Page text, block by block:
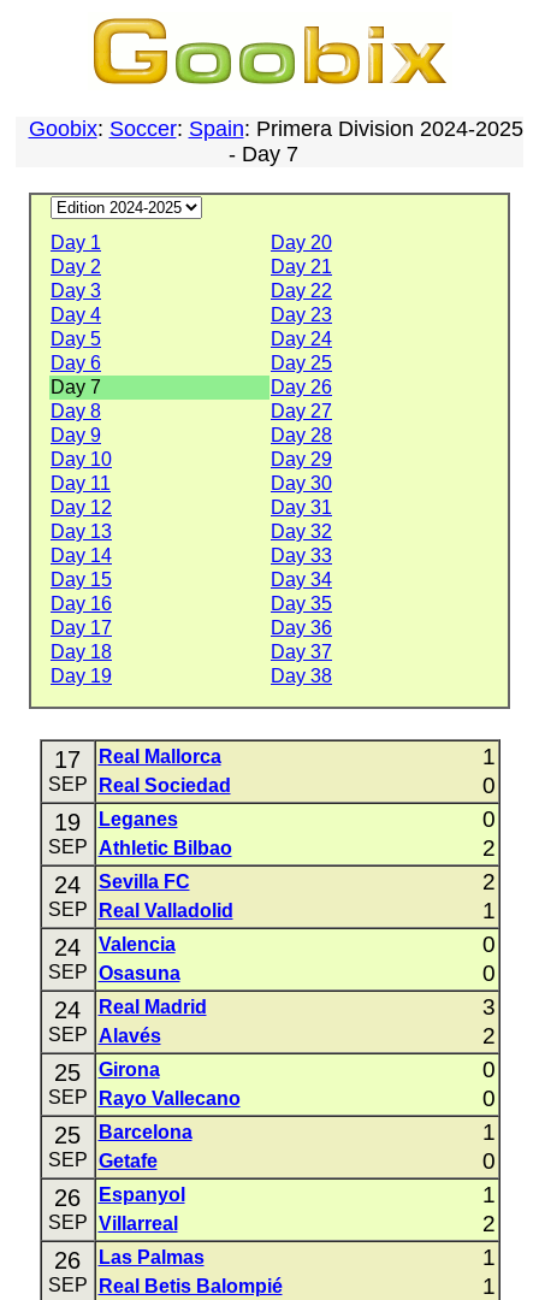
Goobix: Soccer: Spain: Primera Division 2024-2025
- Day 7
Day 1
Day 20
Day 2
Day 21
Day 3
Day 22
Day 4
Day 23
Day 5
Day 24
Day 6
Day 25
Day 7
Day 26
Day 8
Day 27
Day 9
Day 28
Day 10
Day 29
Day 11
Day 30
Day 12
Day 31
Day 13
Day 32
Day 14
Day 33
Day 15
Day 34
Day 16
Day 35
Day 17
Day 36
Day 18
Day 37
Day 19
Day 38
17
SEP
Real Mallorca 1
Real Sociedad 0
19
SEP
Leganes 0
Athletic Bilbao 2
24
SEP
Sevilla FC 2
Real Valladolid 1
24
SEP
Valencia 0
Osasuna 0
24
SEP
Real Madrid 3
Alavés 2
25
SEP
Girona 0
Rayo Vallecano 0
25
SEP
Barcelona 1
Getafe 0
26
SEP
Espanyol 1
Villarreal 2
26
SEP
Las Palmas 1
Real Betis Balompié 1